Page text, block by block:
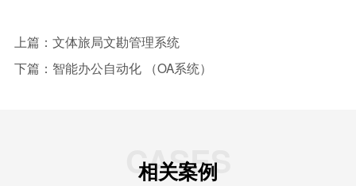
上篇： 文体旅局文勘管理系统
下篇： 智能办公自动化 （OA系统）
CASES
相关案例